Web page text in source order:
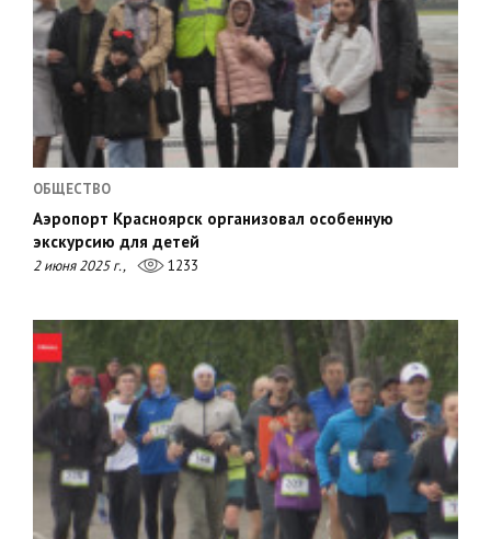
ОБЩЕСТВО
Аэропорт Красноярск организовал особенную
экскурсию для детей
2 июня 2025 г., 1233